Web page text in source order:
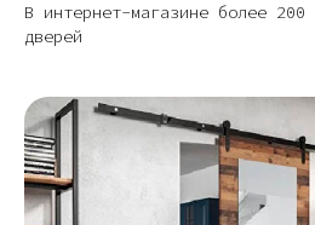
В интернет-магазине более 200
дверей